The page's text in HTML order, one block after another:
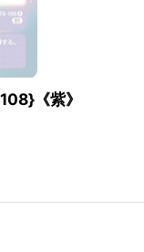
《紫》